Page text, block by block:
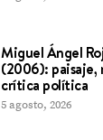
Miguel Ángel
(2006): paisaje,
crítica política
5 agosto, 2026